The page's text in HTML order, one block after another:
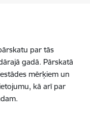
par tās
gadā. Pārskatā
mērķiem un
kā arī par